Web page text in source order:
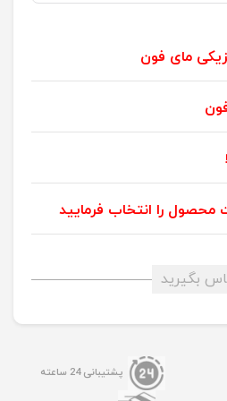
مای فون
محصول را انتخاب فرمایید
بگیرید
پشتیبانی 24 ساعته